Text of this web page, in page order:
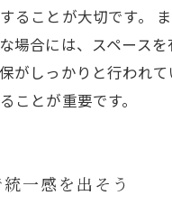
ることが大切です。
場合には、スペース
がしっかりと行われ
ことが重要です。
一感を出そう